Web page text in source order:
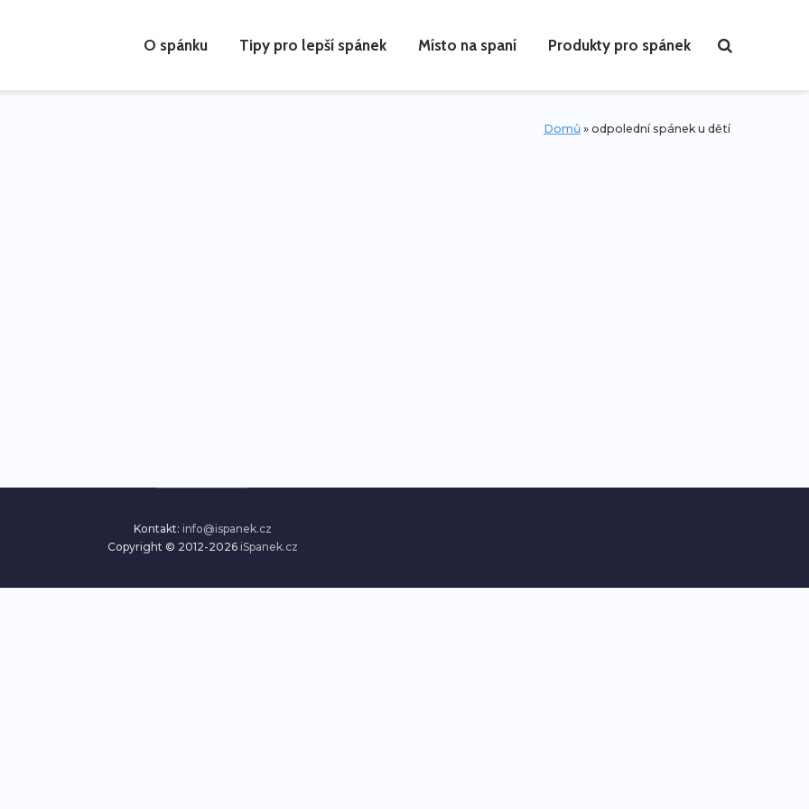
O spánku Tipy pro lepší spánek Místo na spaní Produkty pro spánek
Domů » odpolední spánek u dětí
Kontakt: info@ispanek.cz
Copyright © 2012-2026 iSpanek.cz